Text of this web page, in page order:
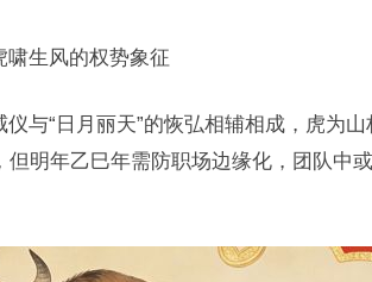
啸生风的权势象征
仪与“日月丽天”的恢弘相辅相成，虎为
但明年乙巳年需防职场边缘化，团队中